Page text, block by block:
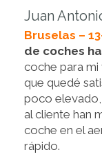
Juan
Bruselas –
de coches
coche para
que quedé
poco elevado,
al cliente han
coche en el
rápido.